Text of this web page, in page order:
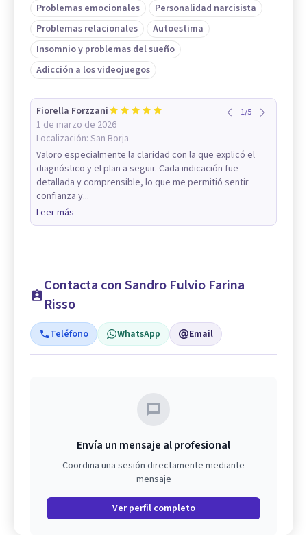
Problemas emocionales
Personalidad narcisista
Problemas relacionales
Autoestima
Insomnio y problemas del sueño
Adicción a los videojuegos
Fiorella Forzzani
1 de marzo de 2026
Localización: San Borja
1/5
Valoro especialmente la claridad con la que explicó el
diagnóstico y el plan a seguir. Cada indicación fue
detallada y comprensible, lo que me permitió sentir
confianza y...
Leer más
Contacta con Sandro Fulvio Farina
Risso
Teléfono WhatsApp Email
Envía un mensaje al profesional
Coordina una sesión directamente mediante
mensaje
Ver perfil completo